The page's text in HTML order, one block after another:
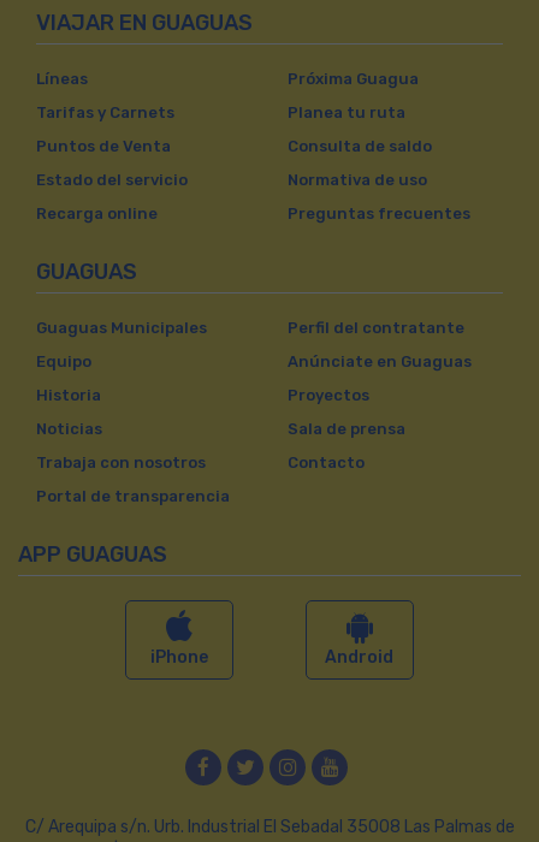
VIAJAR EN GUAGUAS
Líneas
Tarifas y Carnets
Puntos de Venta
Estado del servicio
Recarga online
Próxima Guagua
Planea tu ruta
Consulta de saldo
Normativa de uso
Preguntas frecuentes
GUAGUAS
Guaguas Municipales
Equipo
Historia
Noticias
Trabaja con nosotros
Portal de transparencia
Perfil del contratante
Anúnciate en Guaguas
Proyectos
Sala de prensa
Contacto
APP GUAGUAS
iPhone Android
FacebookTwitterInstagram
YouTube
C/ Arequipa s/n. Urb. Industrial El Sebadal 35008 Las Palmas de